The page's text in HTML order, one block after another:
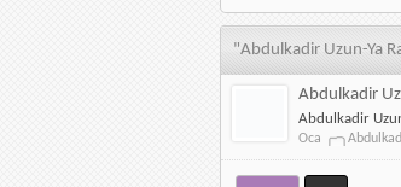
A
B C Ç D E
"Abdulkadir Uzun-Ya
Abdulkadir
Abdulkadir
Oca